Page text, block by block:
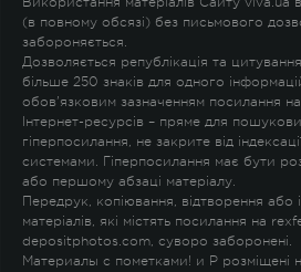
(в повному обсязі) без письмового
забороняється.
Дозволяється републікація та
більше 250 знаків для одного
обов'язковим зазначенням посилання
Інтернет-ресурсів – пряме для
гіперпосилання, не закрите від
системами. Гіперпосилання має бути
або першому абзаці матеріалу.
Передрук, копіювання, відтворення або
матеріалів, які містять посилання на
depositphotos.com, суворо заборонені.
Материалы с пометками! и P розміщені